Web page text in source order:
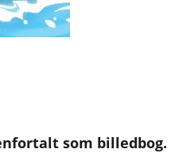
som billedbog.